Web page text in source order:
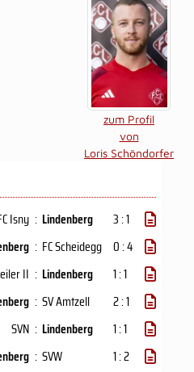
zum Profil
von
Loris Schöndorfer
Isny : Lindenberg
3 : 1
: FC Scheidegg 0 : 4
II : Lindenberg
1 : 1
: SV Amtzell
2 : 1
SVN : Lindenberg
1 : 1
: SVW 1 : 2